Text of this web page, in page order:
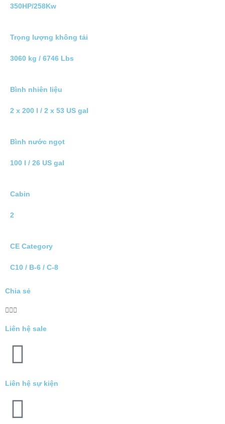
350HP/258Kw
Trọng lượng không tải
3060 kg / 6746 Lbs
Bình nhiên liệu
2 x 200 l / 2 x 53 US gal
Bình nước ngọt
100 l / 26 US gal
Cabin
2
CE Category
C10 / B-6 / C-8
Chia sẻ
Liên hệ sale
Liên hệ sự kiện